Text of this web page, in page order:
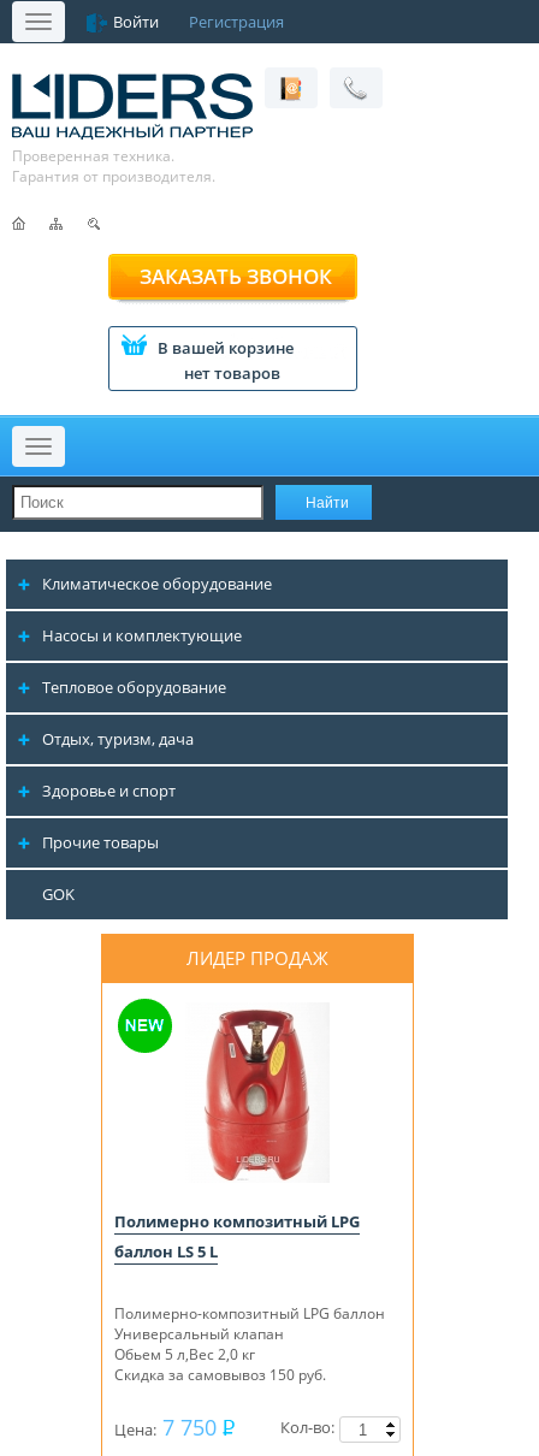
Меню Войти Регистрация
Проверенная техника.
Гарантия от производителя.
ЗАКАЗАТЬ ЗВОНОК
В вашей корзине
нет товаров
Меню
Климатическое оборудование
Насосы и комплектующие
Тепловое оборудование
Отдых, туризм, дача
Здоровье и спорт
Прочие товары
GOK
ЛИДЕР ПРОДАЖ
Полимерно композитный LPG
баллон LS 5 L
Полимерно-композитный LPG баллон
Универсальный клапан
Обьем 5 л,Вес 2,0 кг
Скидка за самовывоз 150 руб.
Цена: 7 750
Кол-во: